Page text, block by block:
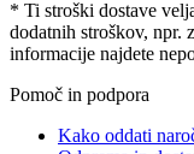
* Ti stroški dostave
dodatnih stroškov, npr.
informacije najdete
Pomoč in podpora
Kako oddati